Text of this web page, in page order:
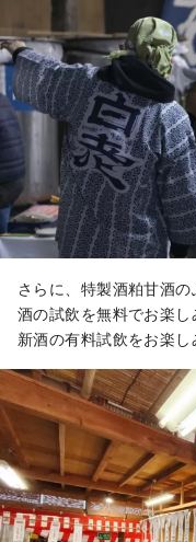
さらに、特製酒粕甘酒
酒の試飲を無料でお楽
新酒の有料試飲をお楽し